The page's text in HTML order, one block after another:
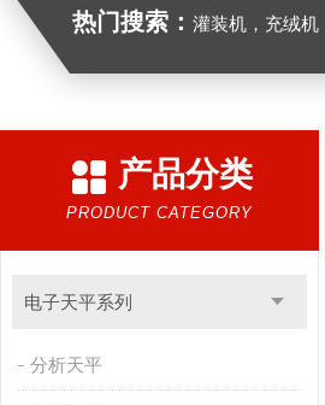
热门搜索： 灌装机，充绒
产品分类
PRODUCT CATEGORY
电子天平系列
分析天平